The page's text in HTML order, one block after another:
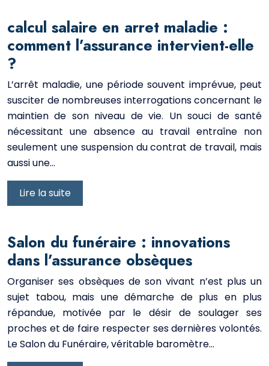
calcul salaire en arret maladie :
comment l’assurance intervient-elle
?
L’arrêt maladie, une période souvent imprévue, peut
susciter de nombreuses interrogations concernant le
maintien de son niveau de vie. Un souci de santé
nécessitant une absence au travail entraîne non
seulement une suspension du contrat de travail, mais
aussi une…
Lire la suite
Salon du funéraire : innovations
dans l’assurance obsèques
Organiser ses obsèques de son vivant n’est plus un
sujet tabou, mais une démarche de plus en plus
répandue, motivée par le désir de soulager ses
proches et de faire respecter ses dernières volontés.
Le Salon du Funéraire, véritable baromètre…